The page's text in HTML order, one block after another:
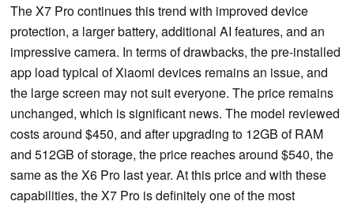
The X7 Pro continues this trend with improved device
protection, a larger battery, additional AI features, and an
impressive camera. In terms of drawbacks, the pre-installed
app load typical of Xiaomi devices remains an issue, and
the large screen may not suit everyone. The price remains
unchanged, which is significant news. The model reviewed
costs around $450, and after upgrading to 12GB of RAM
and 512GB of storage, the price reaches around $540, the
same as the X6 Pro last year. At this price and with these
capabilities, the X7 Pro is definitely one of the most